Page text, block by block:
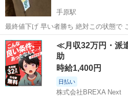
手原駅
最終値下げ 早い者勝ち 絶対この状態で こ
越しに伴い 大幅値下げ ビズも満タンに
態です 同じ状態のヨギボー 定価32800
22800円で販...
滋賀 栗東市 手原駅 ソファ
≪月収32万円・派
助
時給1,400円
日払い
株式会社BREXA Next